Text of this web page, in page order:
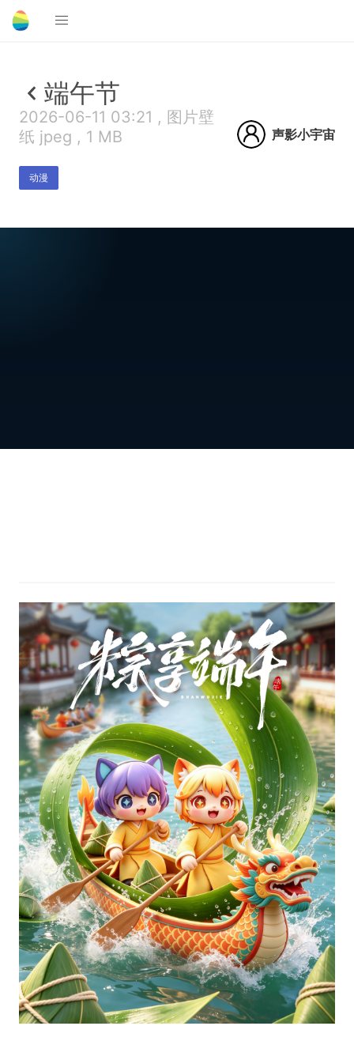
端午节
2026-06-11 03:21 , 图片壁
纸 jpeg , 1 MB
动漫
声影小宇宙